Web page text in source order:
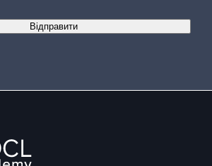
Відправити